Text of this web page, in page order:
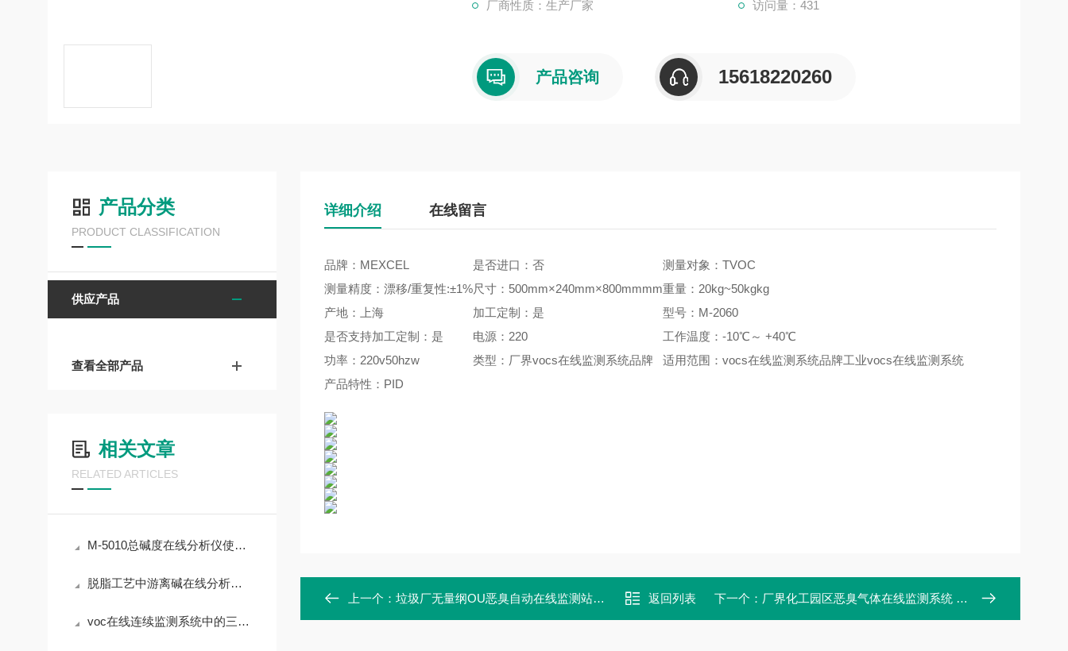
厂商性质：生产厂家 访问量：431
产品咨询 15618220260
产品分类
PRODUCT CLASSIFICATION
供应产品
查看全部产品
相关文章
RELATED ARTICLES
M-5010总碱度在线分析仪使用场景和功能特点
脱脂工艺中游离碱在线分析仪的工作原理
voc在线连续监测系统中的三个重要问题
详细介绍 在线留言
品牌：MEXCEL 是否进口：否
测量对象：TVOC
测量精度：漂移/重复性:±1%尺寸：500mm×240mm×800mmmm重量：20kg~50kgkg
产地：上海
加工定制：是
型号：M-2060
是否支持加工定制：是
电源：220
工作温度：-10℃～ +40℃
功率：220v50hzw
类型：厂界vocs在线监测系统品牌
适用范围：vocs在线监测系统品牌工业vocs在线监测系统
产品特性：PID
上一个： 垃圾厂无量纲OU恶臭自动在线监测站 有毒有害气体浓度报警系统 返回列表 下一个： 厂界化工园区恶臭气体在线监测系统 恶臭检测仪